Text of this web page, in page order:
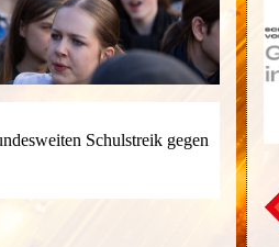
Schulstreik gegen